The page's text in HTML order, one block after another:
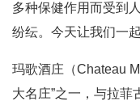
多种保健作用而受到
纷纭。今天让我们一
玛歌酒庄（Chateau
大名庄”之一，与拉菲